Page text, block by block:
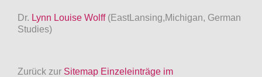
Dr. Lynn Louise Wolff (EastLansing,Michigan, German
Studies)
Zurück zur Sitemap Einzeleinträge im